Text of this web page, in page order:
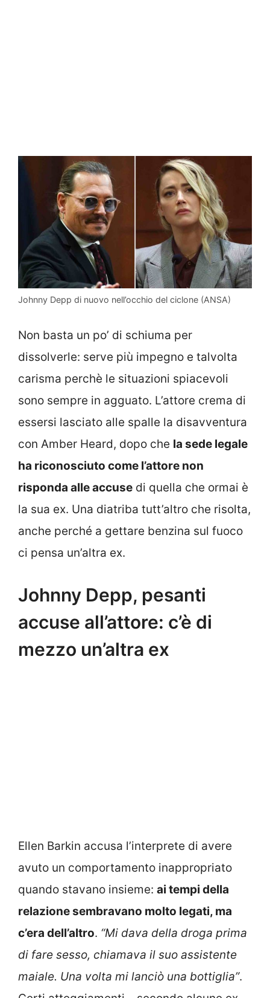
Johnny Depp di nuovo nell’occhio del ciclone (ANSA)
Non basta un po’ di schiuma per
dissolverle: serve più impegno e talvolta
carisma perchè le situazioni spiacevoli
sono sempre in agguato. L’attore crema di
essersi lasciato alle spalle la disavventura
con Amber Heard, dopo che la sede legale
ha riconosciuto come l’attore non
risponda alle accuse di quella che ormai è
la sua ex. Una diatriba tutt’altro che risolta,
anche perché a gettare benzina sul fuoco
ci pensa un’altra ex.
Johnny Depp, pesanti
accuse all’attore: c’è di
mezzo un’altra ex
Ellen Barkin accusa l’interprete di avere
avuto un comportamento inappropriato
quando stavano insieme: ai tempi della
relazione sembravano molto legati, ma
c’era dell’altro. “Mi dava della droga prima
di fare sesso, chiamava il suo assistente
maiale. Una volta mi lanciò una bottiglia”.